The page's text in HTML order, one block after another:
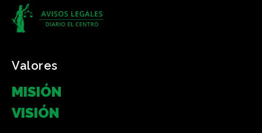
Valores
MISIÓN
VISIÓN